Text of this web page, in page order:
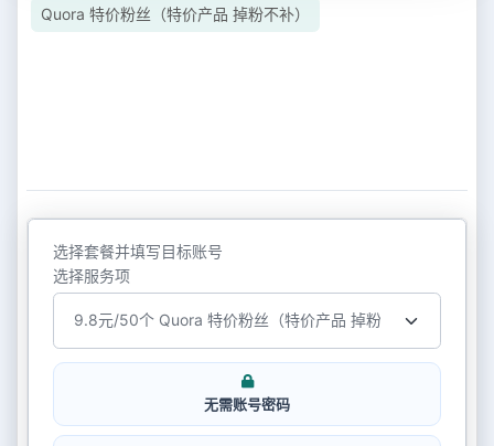
Quora 特价粉丝（特价产品 掉粉不补）
选择套餐并填写目标账号
选择服务项
无需账号密码